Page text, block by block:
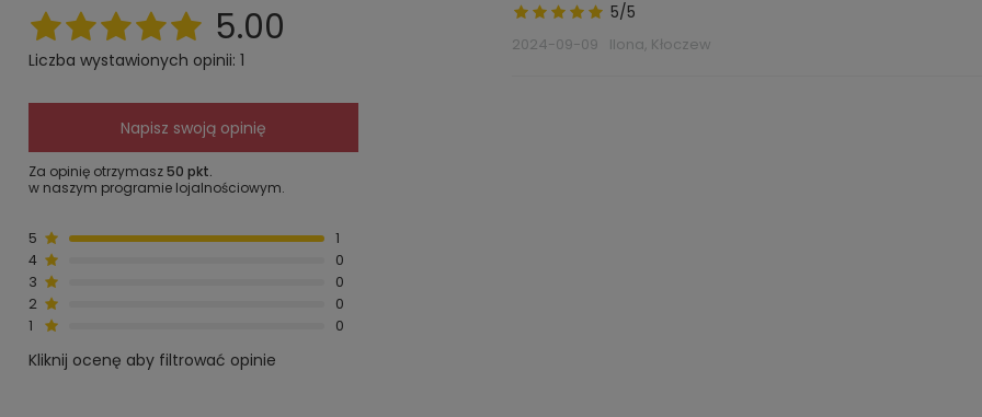
5.00
Liczba wystawionych opinii: 1
Napisz swoją opinię
Za opinię otrzymasz50 pkt.
w naszym programie lojalnościowym.
5
1
4
0
3
0
2
0
1
0
Kliknij ocenę aby filtrować opinie
5/5
2024-09-09 Ilona, Kłoczew